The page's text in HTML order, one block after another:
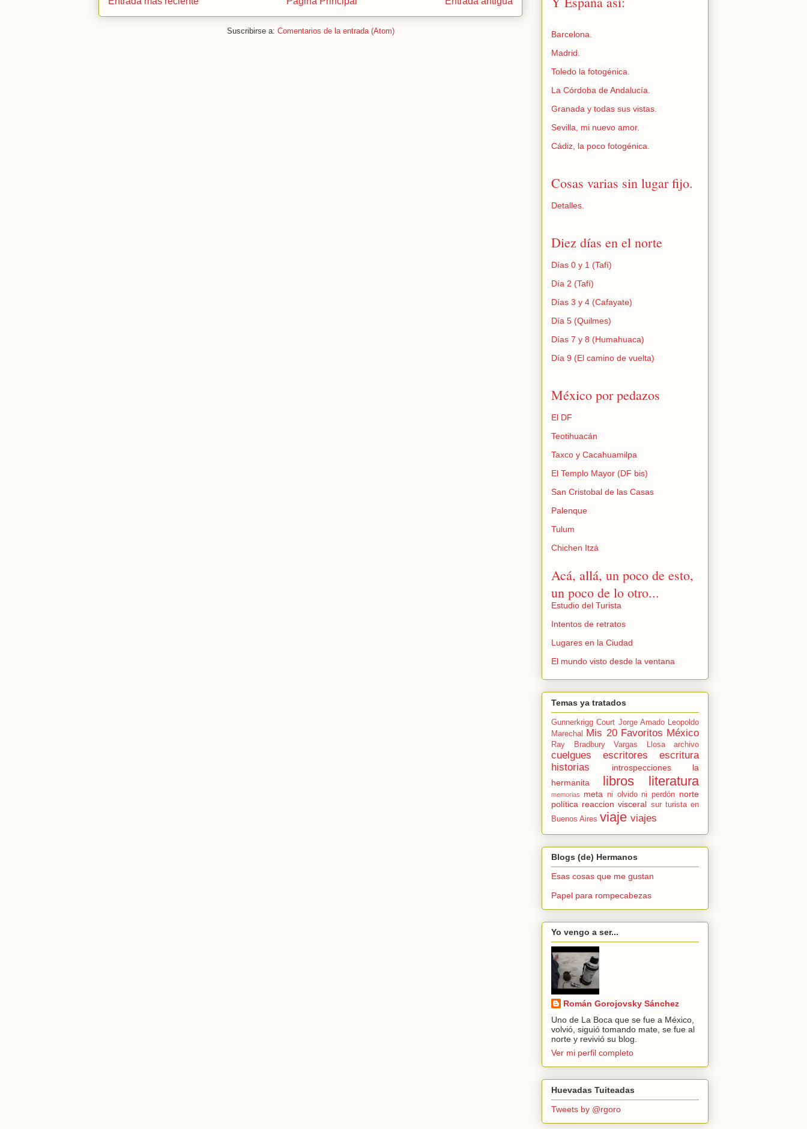
Suscribirse a: Comentarios de la entrada (Atom)
Barcelona.
Madrid.
Toledo la fotogénica.
La Córdoba de Andalucía.
Granada y todas sus vistas.
Sevilla, mi nuevo amor.
Cádiz, la poco fotogénica.
Cosas varias sin lugar fijo.
Detalles.
Diez días en el norte
Días 0 y 1 (Tafí)
Día 2 (Tafí)
Días 3 y 4 (Cafayate)
Día 5 (Quilmes)
Días 7 y 8 (Humahuaca)
Día 9 (El camino de vuelta)
México por pedazos
El DF
Teotihuacán
Taxco y Cacahuamilpa
El Templo Mayor (DF bis)
San Cristobal de las Casas
Palenque
Tulum
Chichen Itzá
Acá, allá, un poco de esto,
un poco de lo otro...
Estudio del Turista
Intentos de retratos
Lugares en la Ciudad
El mundo visto desde la ventana
Temas ya tratados
Gunnerkrigg Court Jorge Amado
Leopoldo
Marechal
Mis 20 Favoritos México
Ray Bradbury Vargas Llosa archivo
cuelgues escritores
escritura
historias
introspecciones
la
hermanita
libros literatura
memorias meta ni olvido ni perdón norte
política reaccion visceral sur turista en
Buenos Aires viaje viajes
Blogs (de) Hermanos
Esas cosas que me gustan
Papel para rompecabezas
Yo vengo a ser...
Román Gorojovsky Sánchez
Uno de La Boca que se fue a México,
volvió, siguió tomando mate, se fue al
norte y revivió su blog.
Ver mi perfil completo
Huevadas Tuiteadas
Tweets by @rgoro